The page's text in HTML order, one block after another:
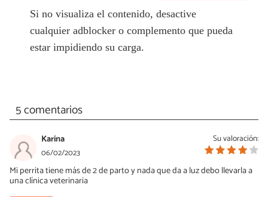
Si no visualiza el contenido, desactive
cualquier adblocker o complemento que pueda
estar impidiendo su carga.
5 comentarios
Su valoración:
Karina
06/02/2023
Mi perrita tiene más de 2 de parto y nada que da a luz debo llevarla a
una clínica veterinaria